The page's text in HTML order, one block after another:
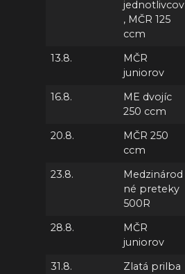
jednotlivcov
, MČR 125
ccm
13.8.
MČR
juniorov
16.8.
ME dvojíc
250 ccm
20.8.
MČR 250
ccm
23.8.
Medzinárod
né preteky
500R
28.8.
MČR
juniorov
31.8.
Zlatá prilba